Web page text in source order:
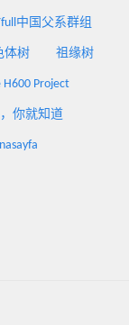
中国父系群组
体树 祖缘树
H600 Project
你就知道